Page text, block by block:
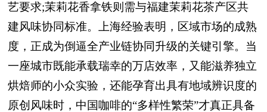
艺要求;茉莉花香拿铁则需与福建茉莉花茶产区共
建风味协同标准。上海经验表明，区域市场的成熟
度，正成为倒逼全产业链协同升级的关键引擎。当
一座城市既能承载瑞幸的万店效率，又能滋养独立
烘焙师的小众实验，还能孕育出具有地域辨识度的
原创风味时，中国咖啡的“多样性繁荣”才真正具备